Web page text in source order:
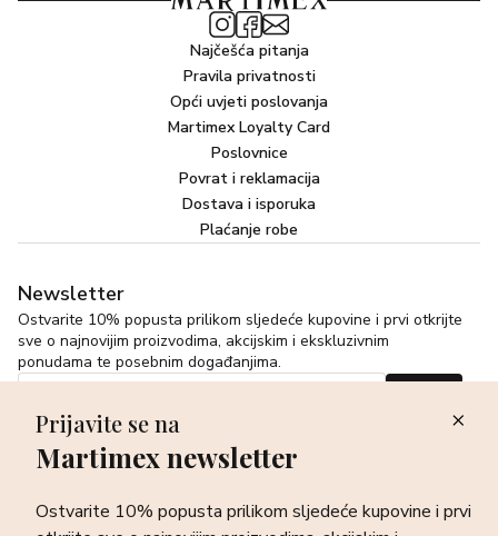
Najčešća pitanja
Pravila privatnosti
Opći uvjeti poslovanja
Martimex Loyalty Card
Poslovnice
Povrat i reklamacija
Dostava i isporuka
Plaćanje robe
Newsletter
Ostvarite 10% popusta prilikom sljedeće kupovine i prvi otkrijte
sve o najnovijim proizvodima, akcijskim i ekskluzivnim
ponudama te posebnim događanjima.
©Martimex 2026
Prijavite se na
Martimex newsletter
Ostvarite 10% popusta prilikom sljedeće kupovine i prvi